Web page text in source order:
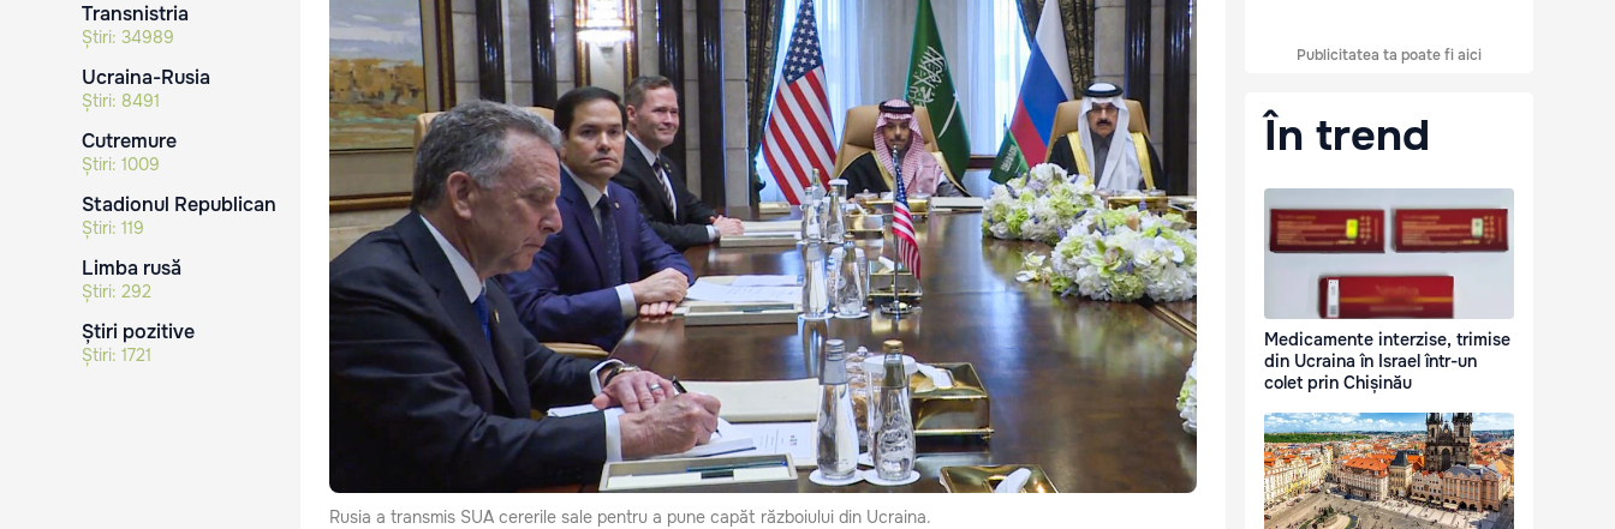
Transnistria
Știri: 34989
Ucraina-Rusia
Știri: 8491
Cutremure
Știri: 1009
Stadionul Republican
Știri: 119
Limba rusă
Știri: 292
Știri pozitive
Știri: 1721
Rusia a transmis SUA cererile sale pentru a pune capăt războiului din Ucraina.
Publicitatea ta poate fi aici
În trend
Medicamente interzise, trimise
din Ucraina în Israel într-un
colet prin Chișinău